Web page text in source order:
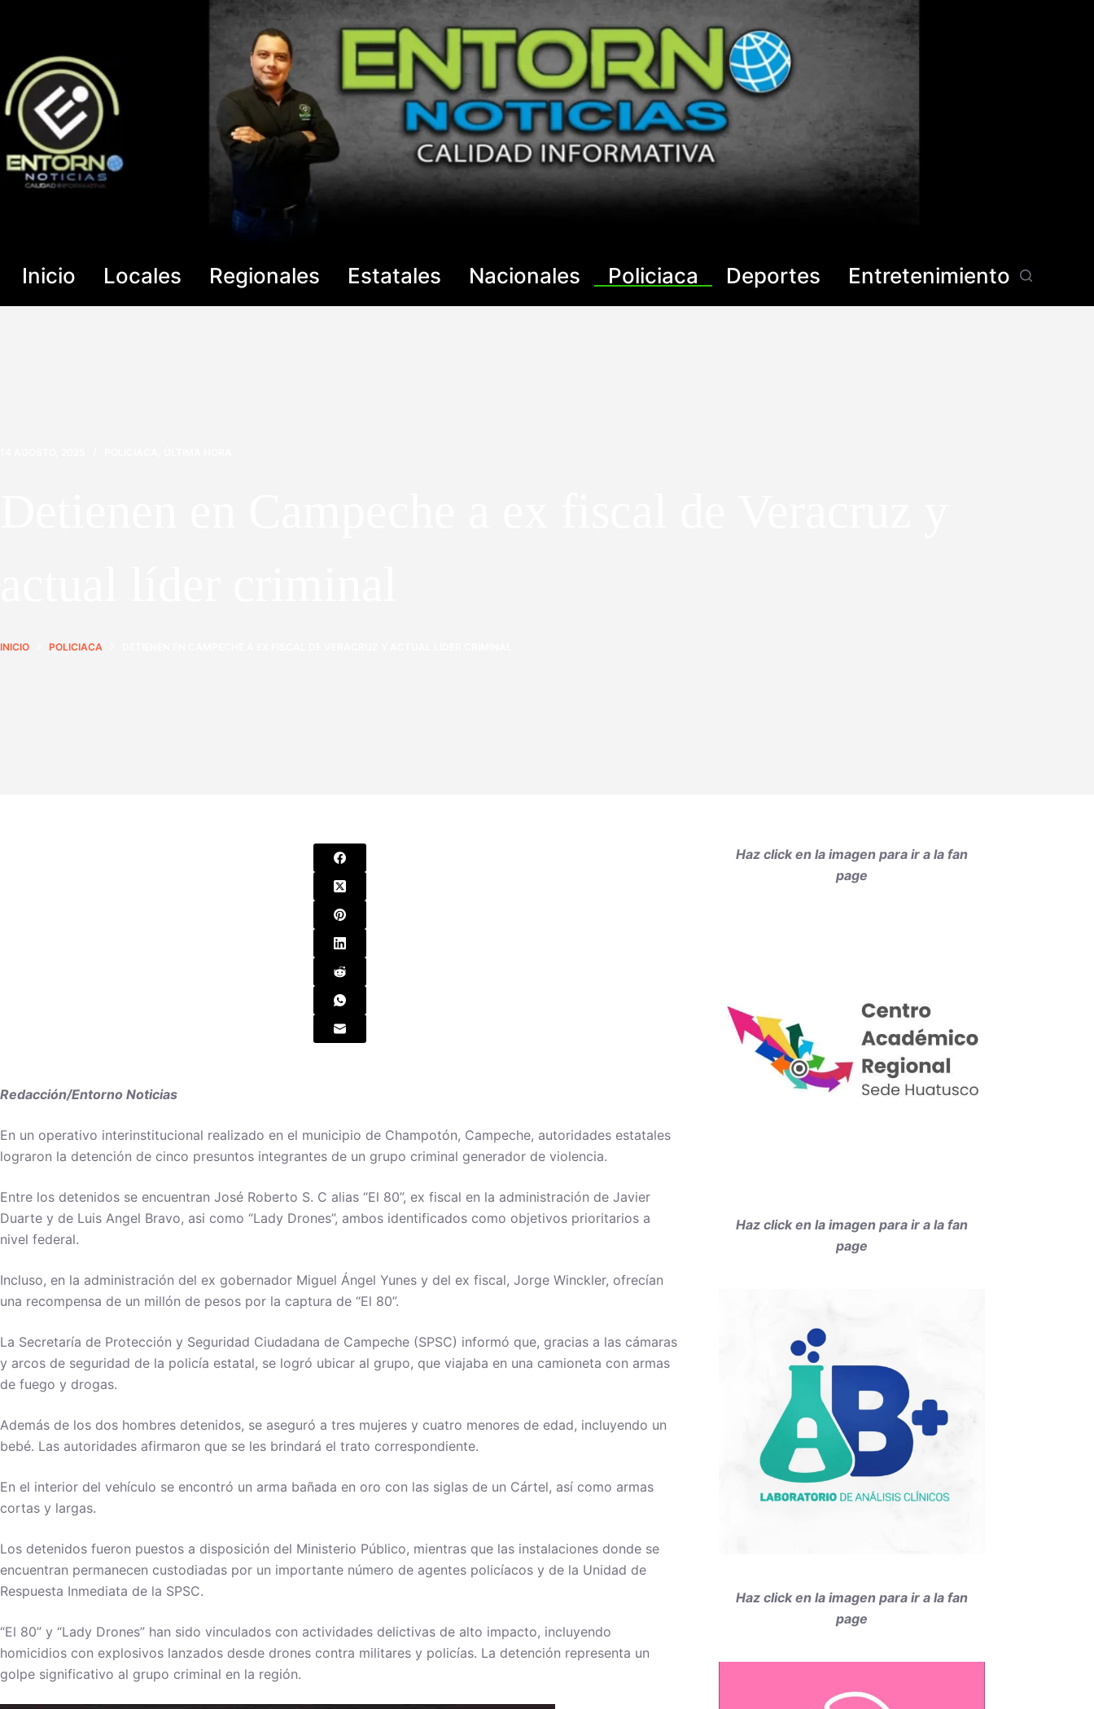
contenido
Inicio Locales Regionales Estatales Nacionales Policiaca Deportes Entretenimiento
INICIO POLICIACA
Redacción/Entorno Noticias
En un operativo interinstitucional realizado en el municipio de Champotón, Campeche, autoridades estatales
lograron la detención de cinco presuntos integrantes de un grupo criminal generador de violencia.
Entre los detenidos se encuentran José Roberto S. C alias “El 80”, ex fiscal en la administración de Javier
Duarte y de Luis Angel Bravo, asi como “Lady Drones”, ambos identificados como objetivos prioritarios a
nivel federal.
Incluso, en la administración del ex gobernador Miguel Ángel Yunes y del ex fiscal, Jorge Winckler, ofrecían
una recompensa de un millón de pesos por la captura de “El 80”.
La Secretaría de Protección y Seguridad Ciudadana de Campeche (SPSC) informó que, gracias a las cámaras
y arcos de seguridad de la policía estatal, se logró ubicar al grupo, que viajaba en una camioneta con armas
de fuego y drogas.
Además de los dos hombres detenidos, se aseguró a tres mujeres y cuatro menores de edad, incluyendo un
bebé. Las autoridades afirmaron que se les brindará el trato correspondiente.
En el interior del vehículo se encontró un arma bañada en oro con las siglas de un Cártel, así como armas
cortas y largas.
Los detenidos fueron puestos a disposición del Ministerio Público, mientras que las instalaciones donde se
encuentran permanecen custodiadas por un importante número de agentes policíacos y de la Unidad de
Respuesta Inmediata de la SPSC.
“El 80” y “Lady Drones” han sido vinculados con actividades delictivas de alto impacto, incluyendo
homicidios con explosivos lanzados desde drones contra militares y policías. La detención representa un
golpe significativo al grupo criminal en la región.
Haz click en la imagen para ir a la fan
page
Haz click en la imagen para ir a la fan
page
Haz click en la imagen para ir a la fan
page